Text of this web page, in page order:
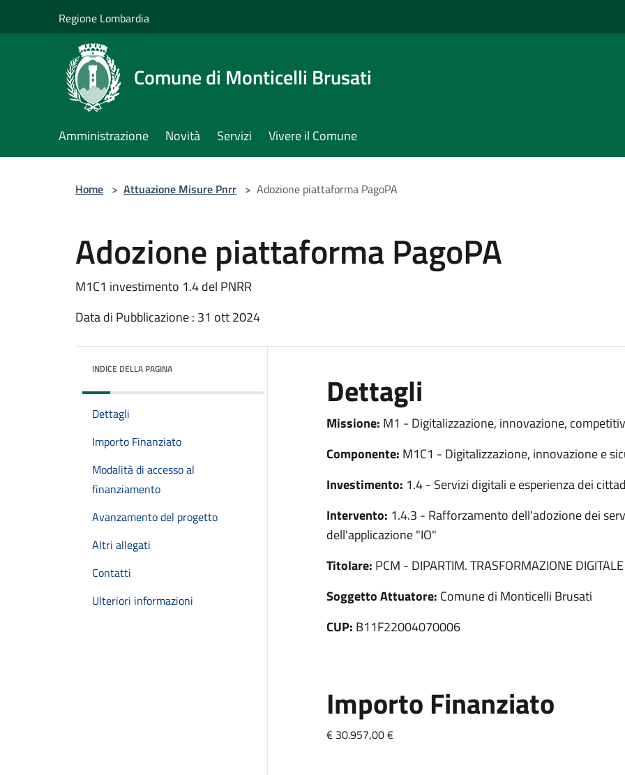
Regione Lombardia
Comune di Monticelli Brusati
Amministrazione Novità Servizi Vivere il Comune
Home > Attuazione Misure Pnrr > Adozione piattaforma PagoPA
Adozione piattaforma PagoPA
M1C1 investimento 1.4 del PNRR
Data di Pubblicazione : 31 ott 2024
INDICE DELLA PAGINA
Dettagli
Importo Finanziato
Modalità di accesso al
finanziamento
Avanzamento del progetto
Altri allegati
Contatti
Ulteriori informazioni
Dettagli
Missione: M1 - Digitalizzazione, innovazione,
Componente: M1C1 - Digitalizzazione, innovazione e
Investimento: 1.4 - Servizi digitali e esperienza dei
Intervento: 1.4.3 - Rafforzamento dell'adozione dei
dell'applicazione "IO"
Titolare: PCM - DIPARTIM. TRASFORMAZIONE DIGITALE
Soggetto Attuatore: Comune di Monticelli Brusati
CUP: B11F22004070006
Importo Finanziato
€ 30.957,00 €